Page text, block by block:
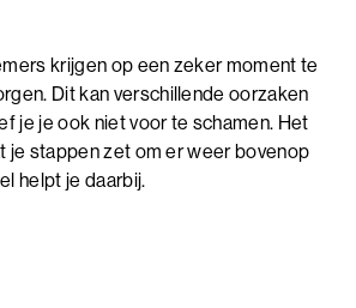
krijgen op een zeker moment te
Dit kan verschillende oorzaken
je je ook niet voor te schamen. Het
je stappen zet om er weer bovenop
helpt je daarbij.